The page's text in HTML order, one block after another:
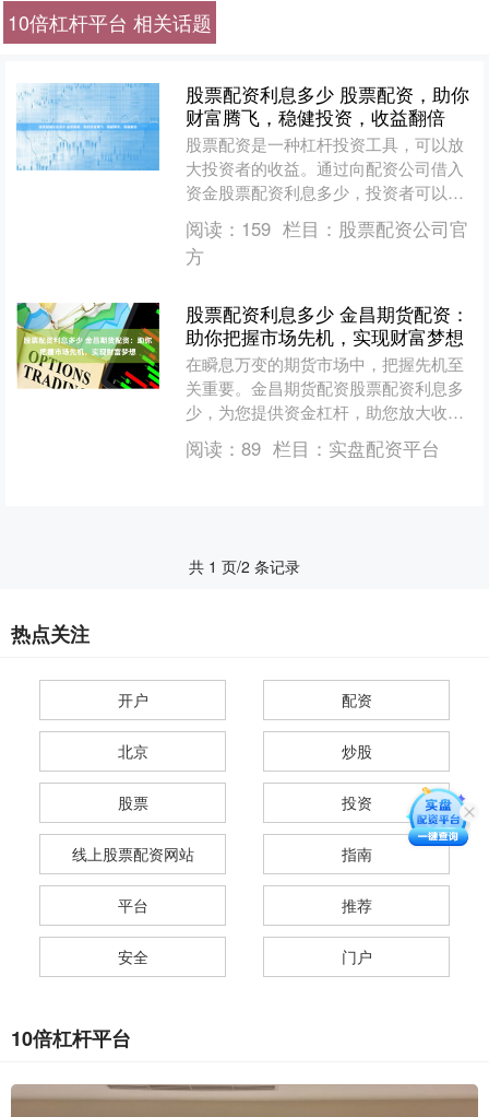
10倍杠杆平台 相关话题
股票配资利息多少 股票配资，助你
财富腾飞，稳健投资，收益翻倍
股票配资是一种杠杆投资工具，可以放
大投资者的收益。通过向配资公司借入
资金股票配资利息多少，投资者可以放
大自己的投资本金，从而获得更高的收
益。 配资炒股最大的优势....
阅读： 159 栏目： 股票配资公司官
方
股票配资利息多少 金昌期货配资：
助你把握市场先机，实现财富梦想
在瞬息万变的期货市场中，把握先机至
关重要。金昌期货配资股票配资利息多
少，为您提供资金杠杆，助您放大收
益，抢占市场先机。 1. 合法合规：正规
股票配资必须符合相关....
阅读： 89 栏目： 实盘配资平台
共 1 页/2 条记录
热点关注
开户 配资
北京 炒股
股票 投资
线上股票配资网站 指南
平台 推荐
安全 门户
10倍杠杆平台